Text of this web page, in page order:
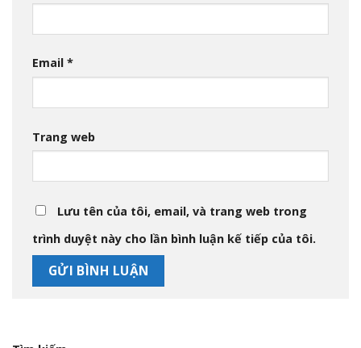
Email *
Trang web
Lưu tên của tôi, email, và trang web trong
trình duyệt này cho lần bình luận kế tiếp của tôi.